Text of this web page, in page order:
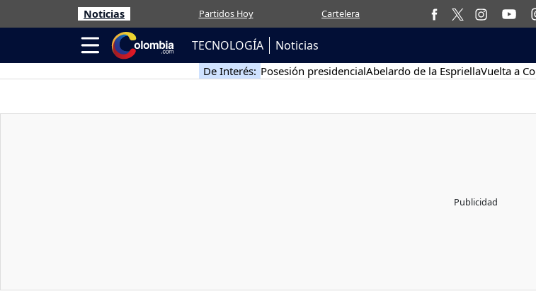
Noticias Partidos Hoy Cartelera
TECNOLOGÍA Noticias
De Interés: Posesión presidencialAbelardo de la EspriellaVuelta a